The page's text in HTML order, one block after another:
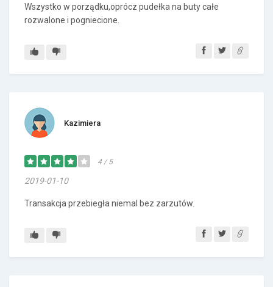
Wszystko w porządku,oprócz pudełka na buty całe
rozwalone i pogniecione.
Kazimiera
4 / 5
2019-01-10
Transakcja przebiegła niemal bez zarzutów.